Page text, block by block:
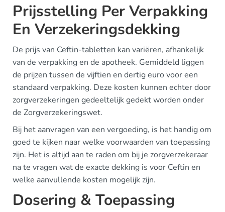
Prijsstelling Per Verpakking
En Verzekeringsdekking
De prijs van Ceftin-tabletten kan variëren, afhankelijk
van de verpakking en de apotheek. Gemiddeld liggen
de prijzen tussen de vijftien en dertig euro voor een
standaard verpakking. Deze kosten kunnen echter door
zorgverzekeringen gedeeltelijk gedekt worden onder
de Zorgverzekeringswet.
Bij het aanvragen van een vergoeding, is het handig om
goed te kijken naar welke voorwaarden van toepassing
zijn. Het is altijd aan te raden om bij je zorgverzekeraar
na te vragen wat de exacte dekking is voor Ceftin en
welke aanvullende kosten mogelijk zijn.
Dosering & Toepassing